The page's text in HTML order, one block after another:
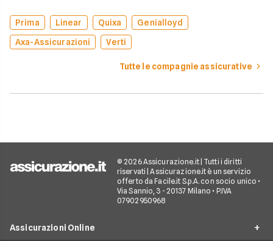
Prima Linear Quixa
Genialloyd
Axa-Assicurazioni
Verti
Tutte le compagnie assicurative
© 2026 Assicurazione.it | Tutti i diritti
riservati | Assicurazione.it è un servizio
offerto da Facile.it S.p.A. con socio unico •
Via Sannio, 3 - 20137 Milano • P.IVA
07902950968
Assicurazioni Online